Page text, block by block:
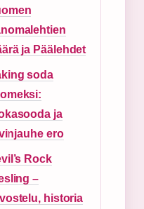
ja Päälehdet
soda
ja
ero
Rock
–
historia